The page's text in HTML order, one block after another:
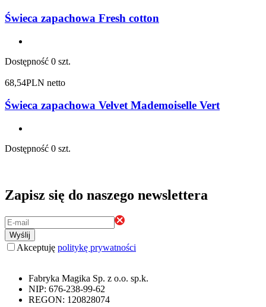
Świeca zapachowa Fresh cotton
Dostępność 0 szt.
68,54PLN netto
Świeca zapachowa Velvet Mademoiselle Vert
Dostępność 0 szt.
Zapisz się do naszego newslettera
Wyślij
Akceptuję politykę prywatności
Fabryka Magika Sp. z o.o. sp.k.
NIP: 676-238-99-62
REGON: 120828074